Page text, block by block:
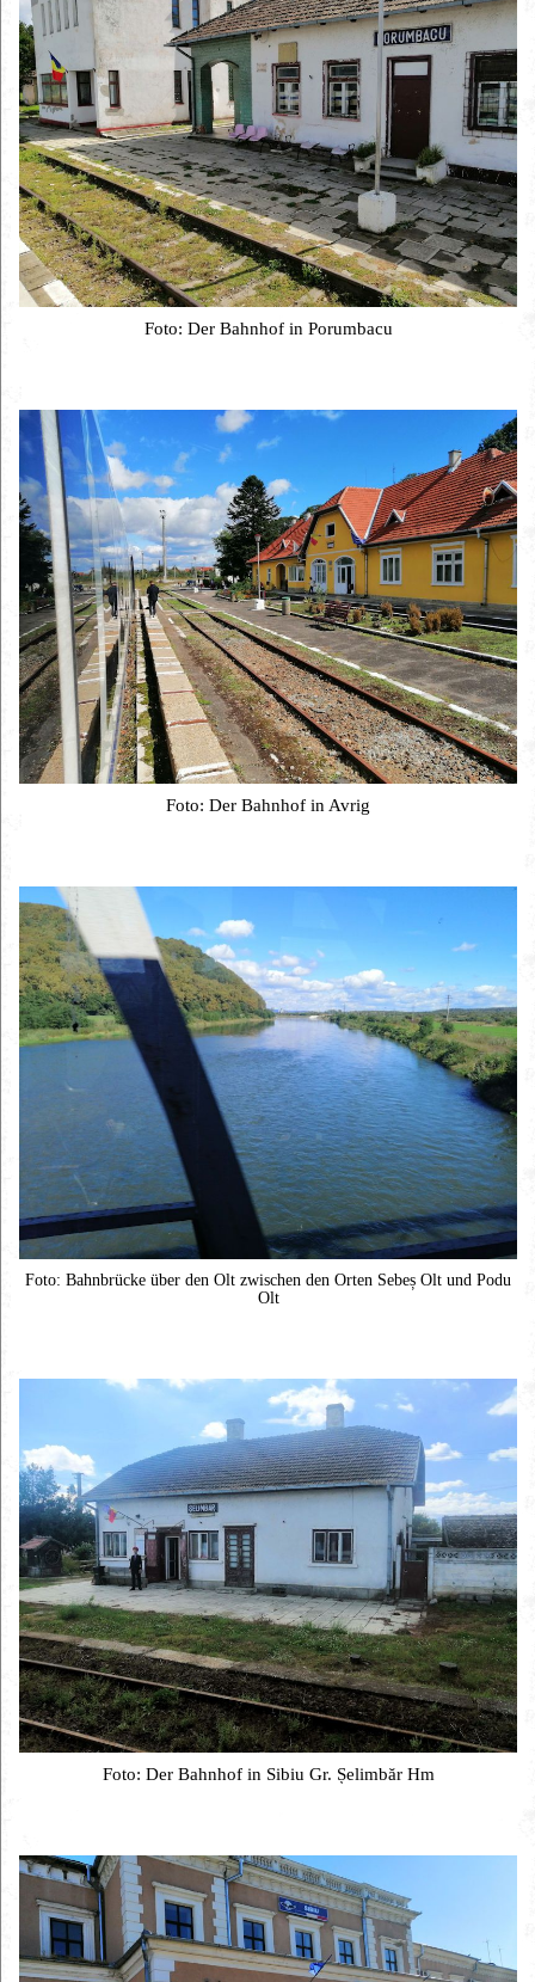
Foto: Der Bahnhof in Porumbacu
Foto: Der Bahnhof in Avrig
Foto: Bahnbrücke über den Olt zwischen den Orten Sebeș Olt und Podu
Olt
Foto: Der Bahnhof in Sibiu Gr. Șelimbăr Hm